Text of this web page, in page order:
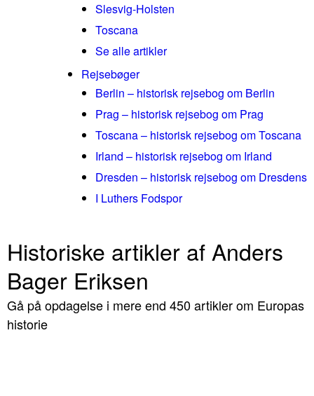
Slesvig-Holsten
Toscana
Se alle artikler
Rejsebøger
Berlin – historisk rejsebog om Berlin
Prag – historisk rejsebog om Prag
Toscana – historisk rejsebog om Toscana
Irland – historisk rejsebog om Irland
Dresden – historisk rejsebog om Dresdens
I Luthers Fodspor
Historiske artikler af Anders
Bager Eriksen
Gå på opdagelse i mere end 450 artikler om Europas
historie